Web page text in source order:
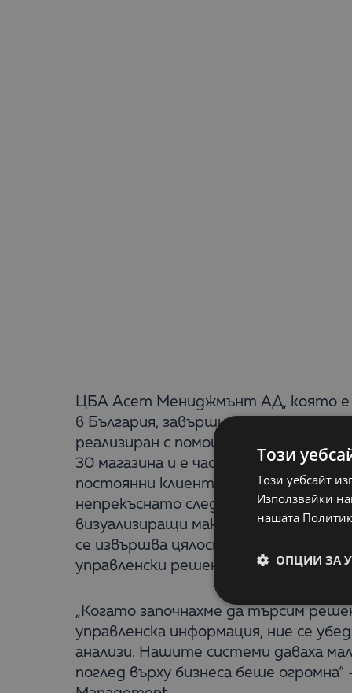
ЦБА Асет Мениджмънт АД, която е
в България, завърши успешно
реализиран с помощта на екипа на
30 магазина и е част от
постоянни клиенти на
непрекъснато следене.
визуализиращи максимално добре
се извършва цялостен мониторинг
управленски решения.
„Когато започнахме да търсим
управленска информация, ние се
анализи. Нашите системи даваха
поглед върху бизнеса беше
Този
Този уебсайт
Използвайки
нашата
ОПЦИИ ЗА